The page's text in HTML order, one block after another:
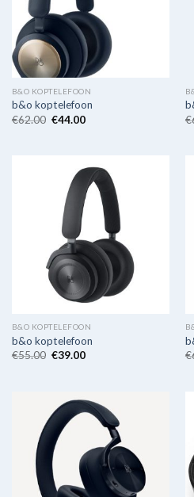
B&O KOPTELEFOON
b&o koptelefoon
€62.00 €44.00
€
B&O KOPTELEFOON
b&o koptelefoon
€55.00 €39.00
€